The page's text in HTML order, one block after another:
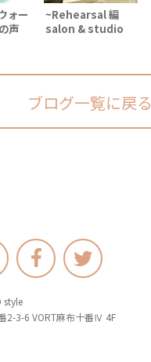
ォー
声
~Rehearsal 編
salon & studio
パーティー/2周年ア
い】＠ 6/4 ザ・プリ
ンスパークタワー東
京ホテル
ブログ一覧に戻る
style
2-3-6 VORT麻布十番Ⅳ 4F